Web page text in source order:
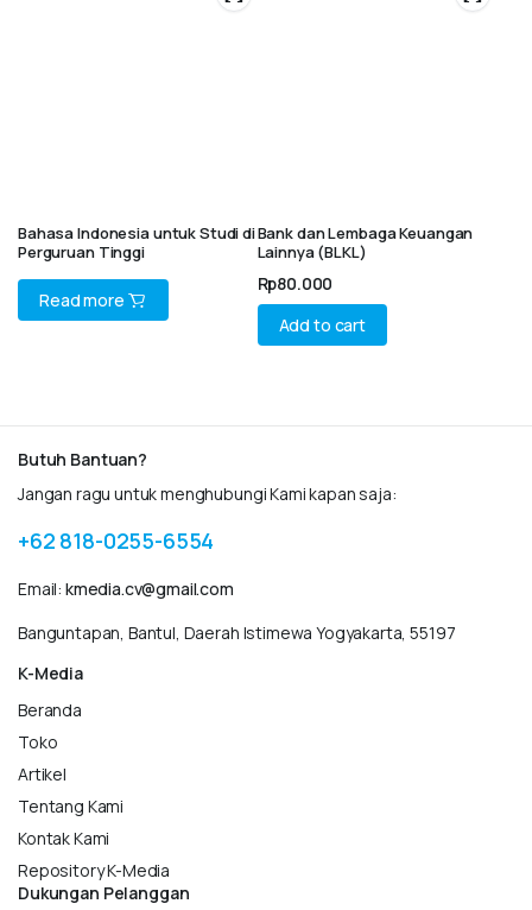
Bahasa Indonesia untuk Studi di
Perguruan Tinggi
Read more
Bank dan Lembaga Keuangan
Lainnya (BLKL)
Rp80.000
Add to cart
Butuh Bantuan?
Jangan ragu untuk menghubungi Kami kapan saja:
+62 818-0255-6554
Email: kmedia.cv@gmail.com
Banguntapan, Bantul, Daerah Istimewa Yogyakarta, 55197
K-Media
Beranda
Toko
Artikel
Tentang Kami
Kontak Kami
Repository K-Media
Dukungan Pelanggan